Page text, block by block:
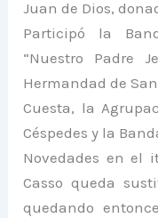
Juan de Dios,
Participó la
“Nuestro Padre
Hermandad de
Cuesta, la
Céspedes y la
Novedades en el
Casso queda
quedando